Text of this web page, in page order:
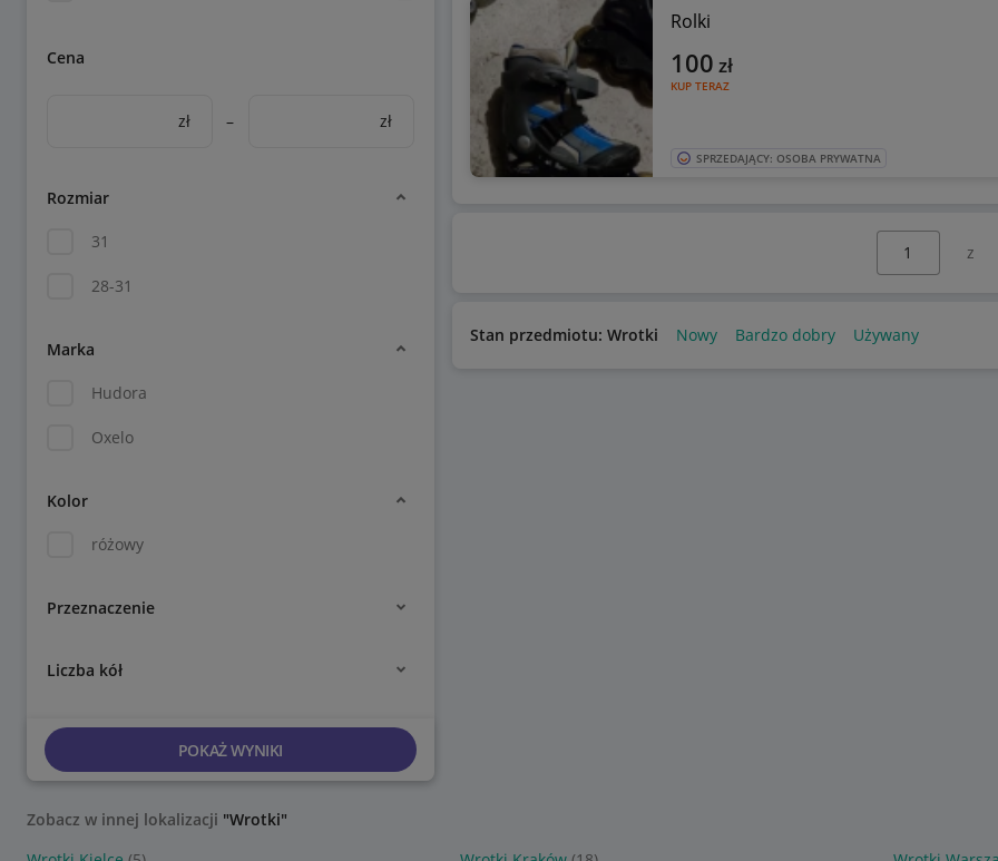
Cena
zł – zł
Rozmiar
31
28-31
Marka
Hudora
Oxelo
Kolor
różowy
Przeznaczenie
Liczba kół
POKAŻ WYNIKI
Rolki
KUP TERAZ
100 zł
SPRZEDAJĄCY: OSOBA PRYWATNA
z
Stan przedmiotu: Wrotki Nowy Bardzo dobry Używany
Zobacz w innej lokalizacji "Wrotki"